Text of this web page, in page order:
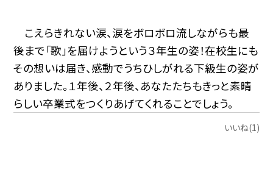
こえらきれない涙、涙をボロボロ流しながらも最
後まで「歌」を届けようという３年生の姿！在校生にも
その想いは届き、感動でうちひしがれる下級生の姿が
ありました。１年後、２年後、あなたたちもきっと素晴
らしい卒業式をつくりあげてくれることでしょう。
いいね(1)